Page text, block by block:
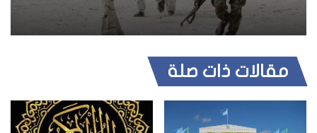
مقالات ذات صلة